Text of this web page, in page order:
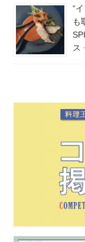
“
も
ス